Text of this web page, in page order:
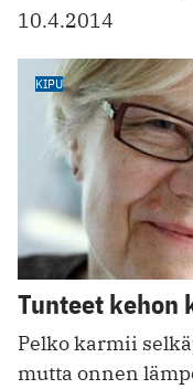
10.4.2014
KIPU
Tunteet kehon
Pelko karmii
mutta onnen